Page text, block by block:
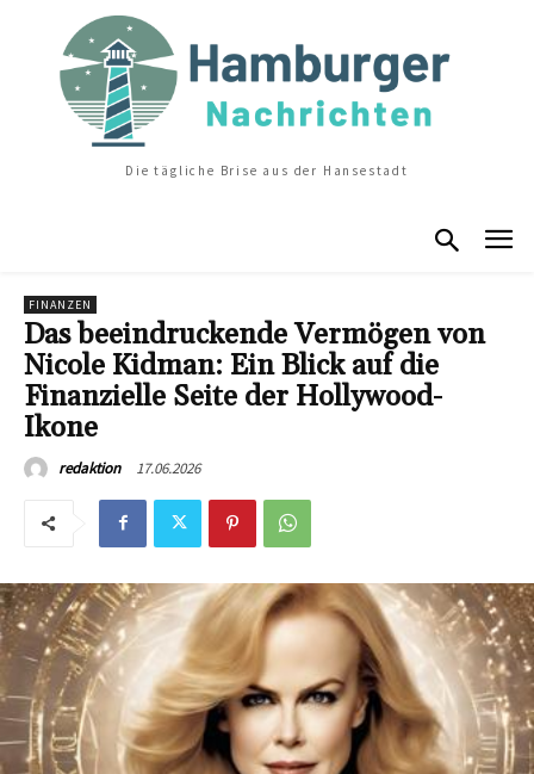
Die tägliche Brise aus der Hansestadt
FINANZEN
Das beeindruckende Vermögen von
Nicole Kidman: Ein Blick auf die
Finanzielle Seite der Hollywood-
Ikone
redaktion 17.06.2026